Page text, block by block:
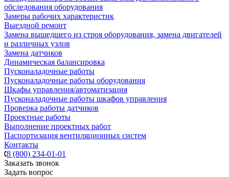
обследования оборудования
Замеры рабочих характеристик
Выездной ремонт
Замена вышедшего из строя оборудования, замена двигателей
и различных узлов
Замена датчиков
Динамическая балансировка
Пусконаладочные работы
Пусконаладочные работы оборудования
Шкафы управления/автоматизация
Пусконаладочные работы шкафов управления
Проверка работы датчиков
Проектные работы
Выполнение проектных работ
Паспортизация вентиляционных систем
Контакты
8 (800) 234-01-01
Заказать звонок
Задать вопрос